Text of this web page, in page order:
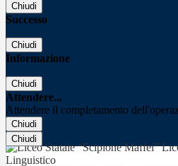
Chiudi
Successo
Chiudi
Informazione
Chiudi
Attendere...
Attendere il completamento
Chiudi
Chiudi